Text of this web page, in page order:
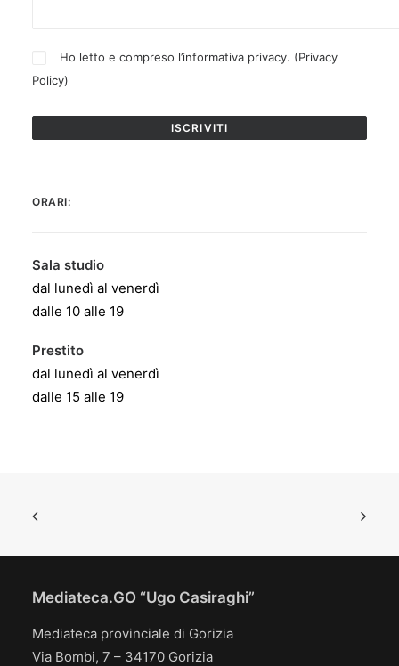
Ho letto e compreso l’informativa privacy. (Privacy
Policy)
ORARI:
Sala studio
dal lunedì al venerdì
dalle 10 alle 19
Prestito
dal lunedì al venerdì
dalle 15 alle 19
Mediateca.GO “Ugo Casiraghi”
Mediateca provinciale di Gorizia
Via Bombi, 7 – 34170 Gorizia